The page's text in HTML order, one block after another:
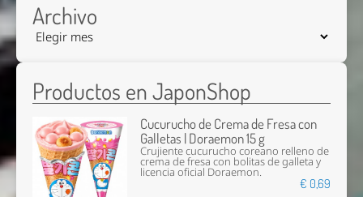
Archivo
Productos en JaponShop
Cucurucho de Crema de Fresa con
Galletas | Doraemon 15 g
Crujiente cucurucho coreano relleno de
crema de fresa con bolitas de galleta y
licencia oficial Doraemon.
€ 0,69